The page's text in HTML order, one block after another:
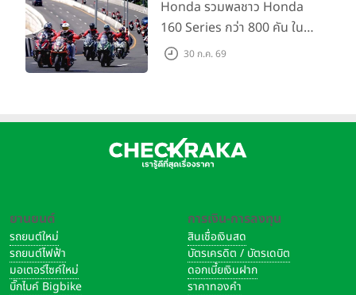
Honda รวมพลชาว Honda
160 Series กว่า 800 คัน ใน
งาน “THE ONE-SIXTI-ER ตัว
30 ก.ค. 69
ยานยนต์
รถยนต์ใหม่
รถยนต์ไฟฟ้า
มอเตอร์ไซค์ใหม่
บิ๊กไบค์ Bigbike
การเงิน-การลงทุน
สินเชื่อเงินสด
บัตรเครดิต / บัตรเดบิต
ดอกเบี้ยเงินฝาก
ราคาทองคำ